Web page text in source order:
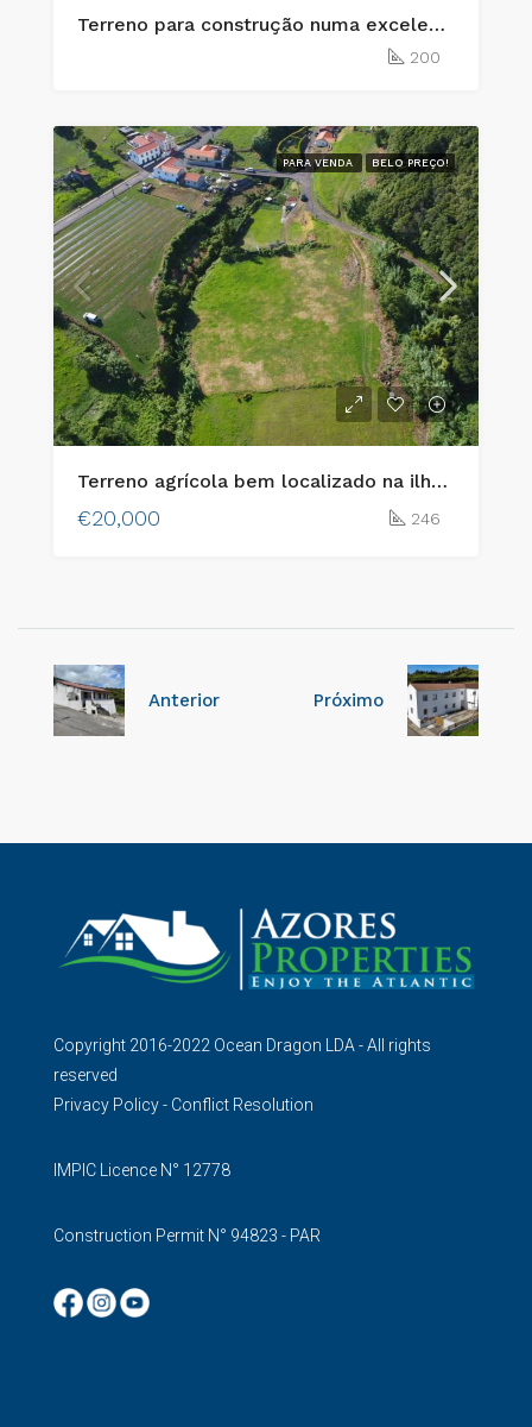
Terreno para construção numa excelente localização em Cedros, Ilha do Faial
200
PARA VENDA BELO PREÇO!
Terreno agrícola bem localizado na ilha do Faial!
€20,000 246
Anterior Próximo
Copyright 2016-2022 Ocean Dragon LDA - All rights
reserved
Privacy Policy- Conflict Resolution
IMPIC Licence N° 12778
Construction Permit N° 94823 - PAR